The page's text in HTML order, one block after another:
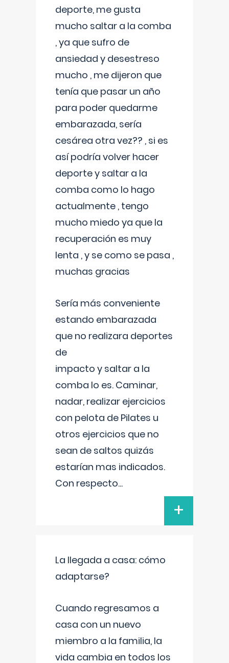
deporte, me gusta
mucho saltar a la comba
, ya que sufro de
ansiedad y desestreso
mucho , me dijeron que
tenía que pasar un año
para poder quedarme
embarazada, sería
cesárea otra vez?? , si es
así podría volver hacer
deporte y saltar a la
comba como lo hago
actualmente , tengo
mucho miedo ya que la
recuperación es muy
lenta , y se como se pasa ,
muchas gracias
Sería más conveniente
estando embarazada
que no realizara deportes
de
impacto y saltar a la
comba lo es. Caminar,
nadar, realizar ejercicios
con pelota de Pilates u
otros ejercicios que no
sean de saltos quizás
estarían mas indicados.
Con respecto...
+
La llegada a casa: cómo
adaptarse?
Cuando regresamos a
casa con un nuevo
miembro a la familia, la
vida cambia en todos los